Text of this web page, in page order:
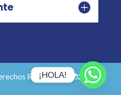
Reservados 2026 |
¡HOLA!